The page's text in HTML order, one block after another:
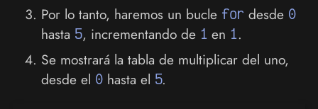
Por lo tanto, haremos un bucle for desde 0
hasta 5, incrementando de 1 en 1.
Se mostrará la tabla de multiplicar del uno,
desde el 0hasta el 5.